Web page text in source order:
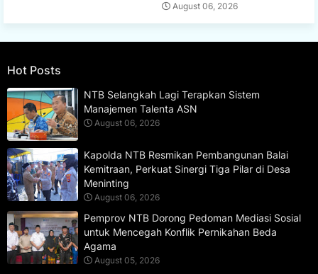
August 06, 2026
Hot Posts
NTB Selangkah Lagi Terapkan Sistem
Manajemen Talenta ASN
August 06, 2026
Kapolda NTB Resmikan Pembangunan Balai
Kemitraan, Perkuat Sinergi Tiga Pilar di Desa
Meninting
August 06, 2026
Pemprov NTB Dorong Pedoman Mediasi Sosial
untuk Mencegah Konflik Pernikahan Beda
Agama
August 05, 2026